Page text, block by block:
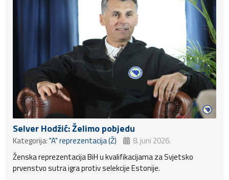
Selver Hodžić: Želimo pobjedu
Kategorija:"A" reprezentacija (Ž)
8. juni 2026.
Ženska reprezentacija BiH u kvalifikacijama za Svjetsko
prvenstvo sutra igra protiv selekcije Estonije.